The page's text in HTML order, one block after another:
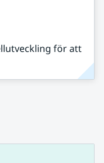
för att